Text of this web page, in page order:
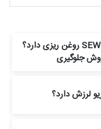
چرا گیربکس شافت مستقیم SEW روغن‌ ریزی دارد؟
جلوگیری
لرزش دارد؟